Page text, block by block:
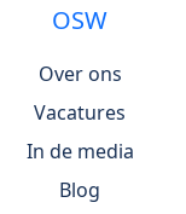
OSW
Over ons
Vacatures
In de media
Blog